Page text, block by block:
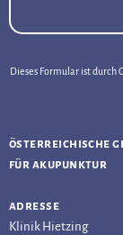
Dieses Formular ist durch
österreichische
für akupunktur
adresse
Klinik Hietzing